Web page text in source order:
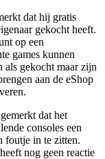
dat hij gratis
gekocht heeft.
op een
games kunnen
als gekocht maar zijn
aan de eShop
dat het
consoles een
foutje in te zitten.
nog geen reactie